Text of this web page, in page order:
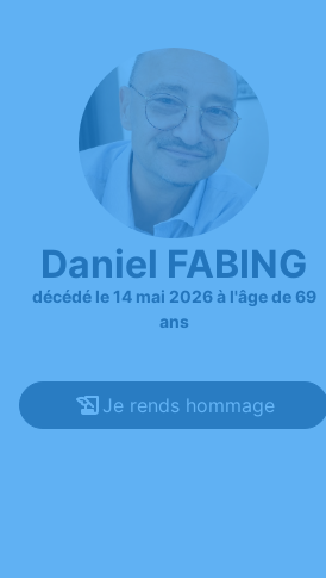
Daniel FABING
décédé le 14 mai 2026 à l'âge de 69
ans
Je rends hommage